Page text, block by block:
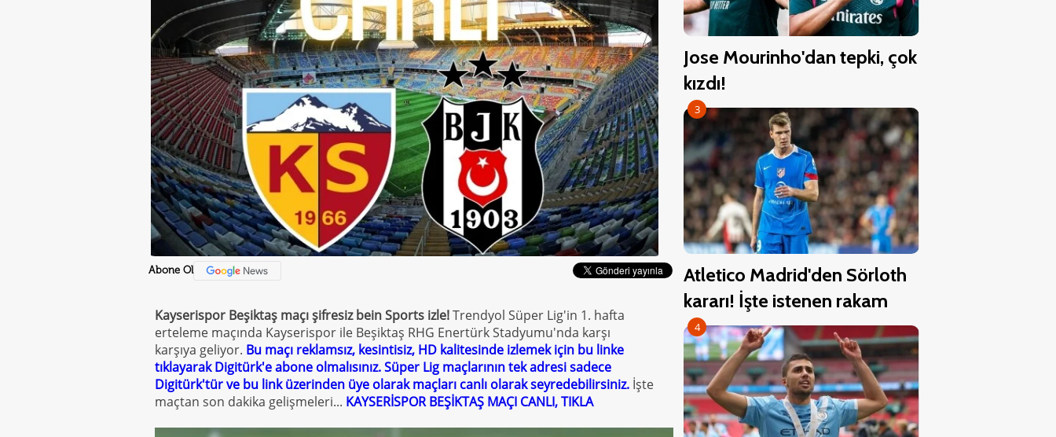
Abone Ol
Kayserispor Beşiktaş maçı şifresiz bein Sports izle!Trendyol Süper Lig'in 1. hafta
erteleme maçında Kayserispor ile Beşiktaş RHG Enertürk Stadyumu'nda karşı
karşıya geliyor. Bu maçı reklamsız, kesintisiz, HD kalitesinde izlemek için bu linke
tıklayarak Digitürk'e abone olmalısınız. Süper Lig maçlarının tek adresi sadece
Digitürk'tür ve bu link üzerinden üye olarak maçları canlı olarak seyredebilirsiniz. İşte
maçtan son dakika gelişmeleri... KAYSERİSPOR BEŞİKTAŞ MAÇI CANLI, TIKLA
Jose Mourinho'dan tepki, çok
kızdı!
3
Atletico Madrid'den Sörloth
kararı! İşte istenen rakam
4